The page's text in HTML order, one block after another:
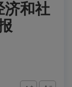
济和社